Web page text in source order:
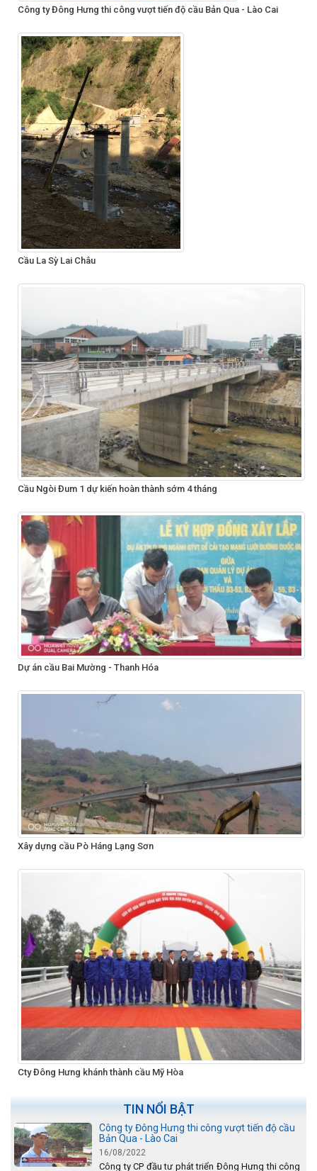
Công ty Đông Hưng thi công vượt tiến độ cầu Bản Qua - Lào Cai
Cầu La Sỳ Lai Châu
Cầu Ngòi Đum 1 dự kiến hoàn thành sớm 4 tháng
Dự án cầu Bai Mường - Thanh Hóa
Xây dựng cầu Pò Háng Lạng Sơn
Cty Đông Hưng khánh thành cầu Mỹ Hòa
TIN NỔI BẬT
Công ty Đông Hưng thi công vượt tiến độ cầu
Bản Qua - Lào Cai
16/08/2022
Công ty CP đầu tư phát triển Đông Hưng thi công